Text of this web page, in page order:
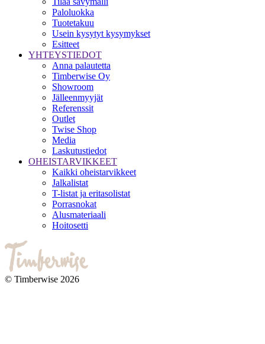
Paloluokka
Tuotetakuu
Usein kysytyt kysymykset
Esitteet
YHTEYSTIEDOT
Anna palautetta
Timberwise Oy
Showroom
Jälleenmyyjät
Referenssit
Outlet
Twise Shop
Media
Laskutustiedot
OHEISTARVIKKEET
Kaikki oheistarvikkeet
Jalkalistat
T-listat ja eritasolistat
Porrasnokat
Alusmateriaali
Hoitosetti
© Timberwise 2026